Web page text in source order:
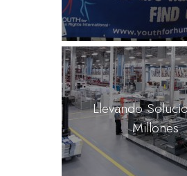
Llevando
Millones